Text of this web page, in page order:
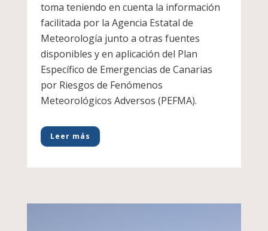
toma teniendo en cuenta la información
facilitada por la Agencia Estatal de
Meteorología junto a otras fuentes
disponibles y en aplicación del Plan
Específico de Emergencias de Canarias
por Riesgos de Fenómenos
Meteorológicos Adversos (PEFMA).
Leer más